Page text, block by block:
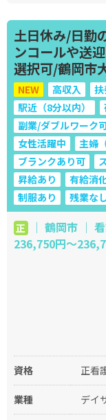
土日休み/日勤
ンコールや送
選択可/鶴岡市
NEW 高収入
駅近（8分以内）
副業/ダブルワーク
女性活躍中
主婦
ブランクあり可
昇給あり
有給消
制服あり
残業な
正 ｜ 鶴岡市 ｜
236,750円～
資格 正看
業種 デイ